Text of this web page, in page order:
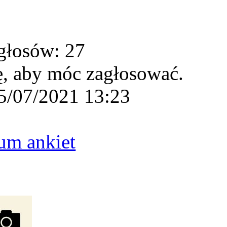
27
aby móc zagłosować.
07/2021 13:23
ankiet